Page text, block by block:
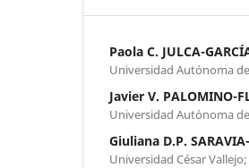
Paola C. JULCA-
Universidad Autónoma
Javier V. PALOMINO-
Universidad Autónoma
Giuliana D.P.
Universidad César